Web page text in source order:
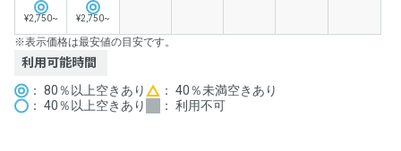
¥2,750~ ¥2,750~
※表示価格は最安値の目安です。
利用可能時間
： 80％以上空きあり
： 40％以上空きあり
： 40％未満空きあり
： 利用不可